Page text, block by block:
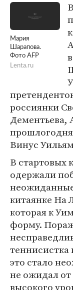
Мария
Шарапова.
Фото AFP
Lenta.ru
россиянки
Дементьева,
Винус
В стартовых
одержали
китаянке На
которая к
форму.
теннисистка
это стало
не ожидал от
высокого